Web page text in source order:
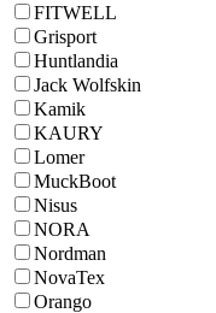
FITWELL
Grisport
Huntlandia
Jack Wolfskin
Kamik
KAURY
Lomer
MuckBoot
Nisus
NORA
Nordman
NovaTex
Orango